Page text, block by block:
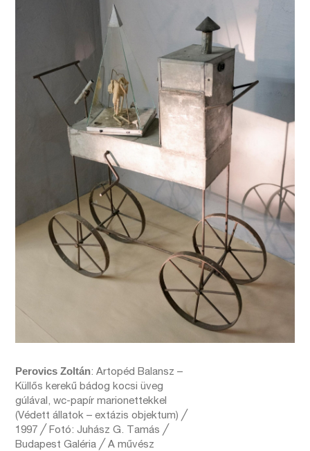
Perovics Zoltán: Artopéd Balansz –
Küllős kerekű bádog kocsi üveg
gúlával, wc-papír marionettekkel
(Védett állatok – extázis objektum) ╱
1997 ╱ Fotó: Juhász G. Tamás ╱
Budapest Galéria ╱ A művész